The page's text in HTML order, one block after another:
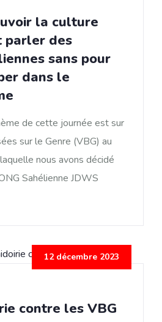
la culture
parler des
sans pour
dans le
de cette journée est sur
sur le Genre (VBG) au
nous avons décidé
Sahélienne JDWS
12 décembre 2023
contre les VBG